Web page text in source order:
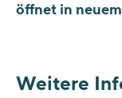
öffnet in
Weitere